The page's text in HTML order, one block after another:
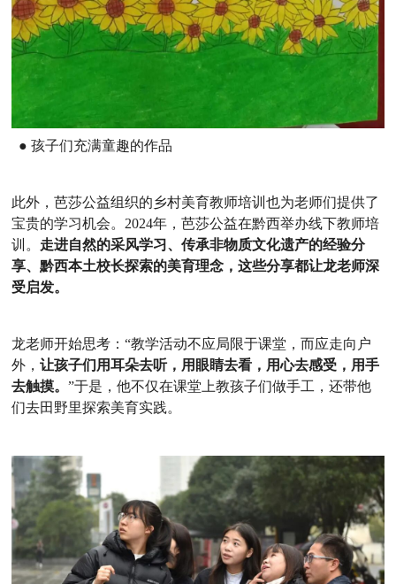
● 孩子们充满童趣的作品
此外，芭莎公益组织的乡村美育教师培训也为老师们提供了
宝贵的学习机会。2024年，芭莎公益在黔西举办线下教师培
训。 走进自然的采风学习、传承非物质文化遗产的经验分
享、黔西本土校长探索的美育理念，这些分享都让龙老师深
受启发。
龙老师开始思考：“教学活动不应局限于课堂，而应走向户
外，让孩子们用耳朵去听，用眼睛去看，用心去感受，用手
去触摸。”于是，他不仅在课堂上教孩子们做手工，还带他
们去田野里探索美育实践。